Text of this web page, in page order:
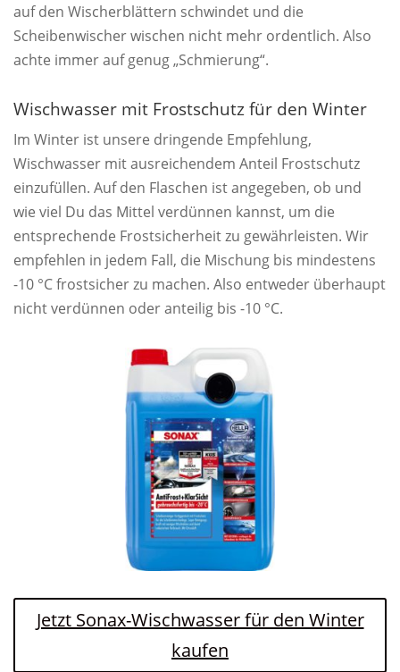
auf den Wischerblättern schwindet und die
Scheibenwischer wischen nicht mehr ordentlich. Also
achte immer auf genug „Schmierung“.
Wischwasser mit Frostschutz für den Winter
Im Winter ist unsere dringende Empfehlung,
Wischwasser mit ausreichendem Anteil Frostschutz
einzufüllen. Auf den Flaschen ist angegeben, ob und
wie viel Du das Mittel verdünnen kannst, um die
entsprechende Frostsicherheit zu gewährleisten. Wir
empfehlen in jedem Fall, die Mischung bis mindestens
-10 °C frostsicher zu machen. Also entweder überhaupt
nicht verdünnen oder anteilig bis -10 °C.
Jetzt Sonax-Wischwasser für den Winter
kaufen